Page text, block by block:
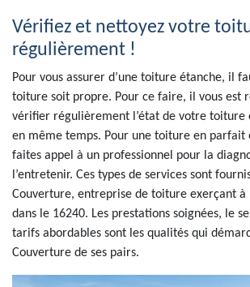
Vérifiez et nettoyez votre
régulièrement !
Pour vous assurer d’une toiture étanche, il
toiture soit propre. Pour ce faire, il vous est
vérifier régulièrement l’état de votre toiture
en même temps. Pour une toiture en parfait
faites appel à un professionnel pour la
l’entretenir. Ces types de services sont
Couverture, entreprise de toiture exerçant à
dans le 16240. Les prestations soignées, le
tarifs abordables sont les qualités qui
Couverture de ses pairs.